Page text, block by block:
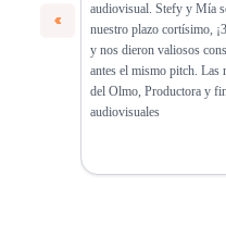
audiovisual. Stefy y Mía
nuestro plazo cortísimo,
y nos dieron valiosos
antes el mismo pitch. Las
del Olmo, Productora y
audiovisuales